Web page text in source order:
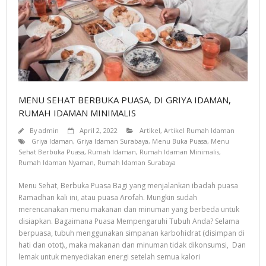
Proyek Kami
- GUNUNG ANYAR EMAS
- GRAHA JUANDA
- TROPODO INDAH
- RUMAH TERJUAL
- MEDOKAN AYU V
- MEDOKAN AYU VI
- MEDOKAN SAWAH TIMUR I/5 RUNGKUT SURABAYA
Hubungi
MENU SEHAT BERBUKA PUASA, DI GRIYA IDAMAN,
RUMAH IDAMAN MINIMALIS
Byadmin April 2, 2022 Artikel, Artikel Rumah Idaman
Griya Idaman, Griya Idaman Surabaya, Menu Buka Puasa, Menu
Sehat Berbuka Puasa, Rumah Idaman, Rumah Idaman Minimalis,
Rumah Idaman Nyaman, Rumah Idaman Surabaya
Menu Sehat, Berbuka Puasa Bagi yang menjalankan ibadah puasa
Ramadhan kali ini, atau puasa Arofah. Mungkin sudah
merencanakan menu makanan dan minuman yang berbeda untuk
disiapkan. Bagaimana Puasa Mempengaruhi Tubuh Anda? Selama
berpuasa, tubuh menggunakan simpanan karbohidrat (disimpan di
hati dan otot)., maka makanan dan minuman tidak dikonsumsi, Dan
lemak untuk menyediakan energi setelah semua kalori